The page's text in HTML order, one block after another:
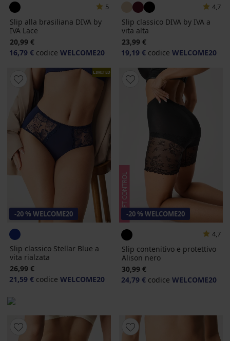
5
Slip alla brasiliana DIVA by
IVA Lace
20,99 €
16,79 € codice WELCOME20
4,7
Slip classico DIVA by IVA a
vita alta
23,99 €
19,19 € codice WELCOME20
LIMITED
-20 % WELCOME20
Slip classico Stellar Blue a
vita rialzata
26,99 €
21,59 € codice WELCOME20
-20 % WELCOME20
4,7
Slip contenitivo e protettivo
Alison nero
30,99 €
24,79 € codice WELCOME20